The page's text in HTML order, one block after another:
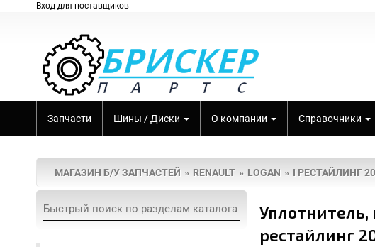
Вход для поставщиков
Запчасти Шины / Диски О компании Справочники
МАГАЗИН Б/У ЗАПЧАСТЕЙ RENAULT LOGAN I РЕСТАЙЛИНГ
Уплотнитель,
рестайлинг